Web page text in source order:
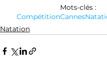
Mots-clés :
CompétitionCannes
Natation